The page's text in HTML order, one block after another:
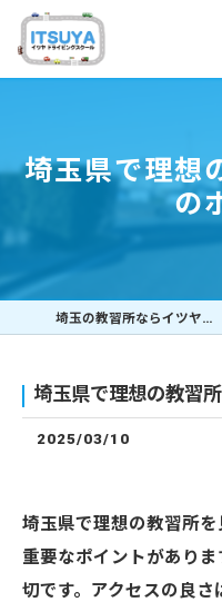
埼玉県で理想
の
埼玉の教習所ならイツヤドライビングスクール
埼玉県で理想の教習
2025/03/10
埼玉県で理想の教習所
重要なポイントがあり
切です。アクセスの良